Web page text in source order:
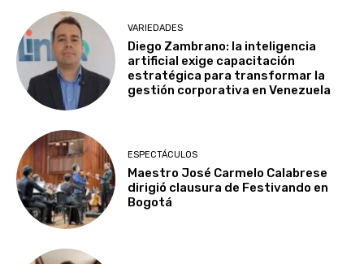
VARIEDADES
Diego Zambrano: la inteligencia
artificial exige capacitación
estratégica para transformar la
gestión corporativa en Venezuela
ESPECTÁCULOS
Maestro José Carmelo Calabrese
dirigió clausura de Festivando en
Bogotá